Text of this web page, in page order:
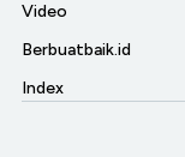
Video
Berbuatbaik.id
Index